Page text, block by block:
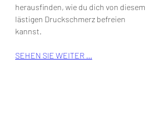
herausfinden, wie du dich von diesem
lästigen Druckschmerz befreien
kannst.
SEHEN SIE WEITER ...